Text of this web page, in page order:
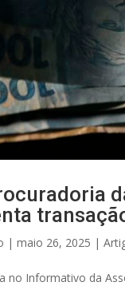
|maio 26, 2025 |
no Informativo da